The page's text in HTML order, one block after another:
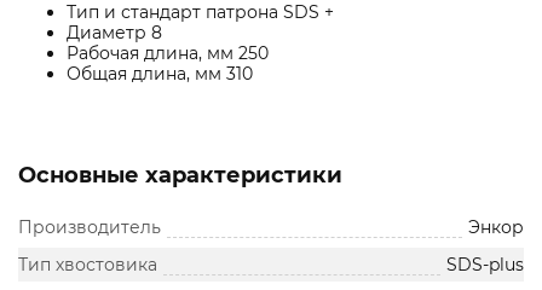
Тип и стандарт патрона SDS +
Диаметр 8
Рабочая длина, мм 250
Общая длина, мм 310
Основные характеристики
Производитель
Энкор
Тип хвостовика
SDS-plus